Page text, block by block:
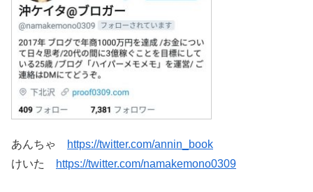
あんちゃ
https://twitter.com/annin_book
けいた
https://twitter.com/namakemono0309